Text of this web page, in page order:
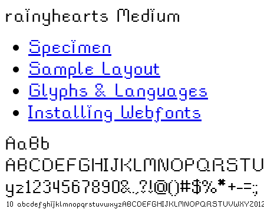
rainyhearts Medium
Specimen
Sample Layout
Glyphs & Languages
Installing Webfonts
AaBb
y​z​1​2​3​4​5​6​7​8​9​0​&​.​,​?​!​@​(​)​#​$​%​*​+​-​=​:​;
10